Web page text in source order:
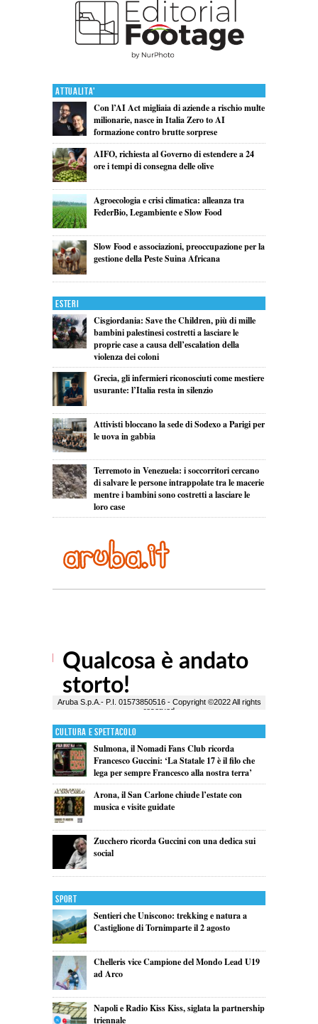
Attualita'
Con l’AI Act migliaia di aziende a rischio multe
milionarie, nasce in Italia Zero to AI
formazione contro brutte sorprese
AIFO, richiesta al Governo di estendere a 24
ore i tempi di consegna delle olive
Agroecologia e crisi climatica: alleanza tra
FederBio, Legambiente e Slow Food
Slow Food e associazioni, preoccupazione per la
gestione della Peste Suina Africana
Esteri
Cisgiordania: Save the Children, più di mille
bambini palestinesi costretti a lasciare le
proprie case a causa dell’escalation della
violenza dei coloni
Grecia, gli infermieri riconosciuti come mestiere
usurante: l’Italia resta in silenzio
Attivisti bloccano la sede di Sodexo a Parigi per
le uova in gabbia
Terremoto in Venezuela: i soccorritori cercano
di salvare le persone intrappolate tra le macerie
mentre i bambini sono costretti a lasciare le
loro case
Cultura e Spettacolo
Sulmona, il Nomadi Fans Club ricorda
Francesco Guccini: ‘La Statale 17 è il filo che
lega per sempre Francesco alla nostra terra’
Arona, il San Carlone chiude l’estate con
musica e visite guidate
Zucchero ricorda Guccini con una dedica sui
social
Sport
Sentieri che Uniscono: trekking e natura a
Castiglione di Tornimparte il 2 agosto
Chelleris vice Campione del Mondo Lead U19
ad Arco
Napoli e Radio Kiss Kiss, siglata la partnership
triennale